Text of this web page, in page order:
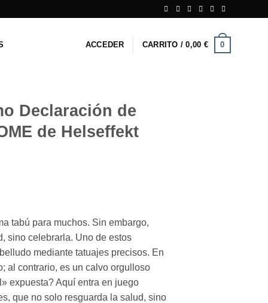
ACCEDER CARRITO /0,00 € 0
Declaración de
de Helseffekt
tabú para muchos. Sin embargo,
sino celebrarla. Uno de estos
mediante tatuajes precisos. En
al contrario, es un calvo orgulloso
expuesta? Aquí entra en juego
que no solo resguarda la salud, sino